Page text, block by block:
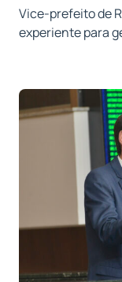
Vice-prefeito de
experiente para